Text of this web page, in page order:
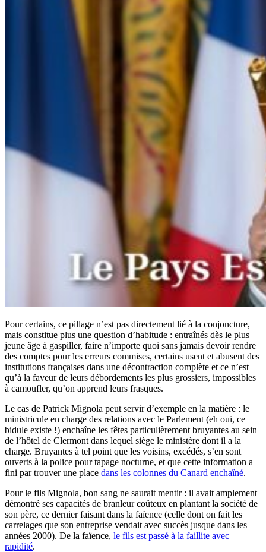
Pour certains, ce pillage n’est pas directement lié à la conjoncture,
mais constitue plus une question d’habitude : entraînés dès le plus
jeune âge à gaspiller, faire n’importe quoi sans jamais devoir rendre
des comptes pour les erreurs commises, certains usent et abusent des
institutions françaises dans une décontraction complète et ce n’est
qu’à la faveur de leurs débordements les plus grossiers, impossibles
à camoufler, qu’on apprend leurs frasques.
Le cas de Patrick Mignola peut servir d’exemple en la matière : le
ministricule en charge des relations avec le Parlement (eh oui, ce
bidule existe !) enchaîne les fêtes particulièrement bruyantes au sein
de l’hôtel de Clermont dans lequel siège le ministère dont il a la
charge. Bruyantes à tel point que les voisins, excédés, s’en sont
ouverts à la police pour tapage nocturne, et que cette information a
fini par trouver une place dans les colonnes du Canard enchaîné.
Pour le fils Mignola, bon sang ne saurait mentir : il avait amplement
démontré ses capacités de branleur coûteux en plantant la société de
son père, ce dernier faisant dans la faïence (celle dont on fait les
carrelages que son entreprise vendait avec succès jusque dans les
années 2000). De la faïence, le fils est passé à la faillite avec
rapidité.